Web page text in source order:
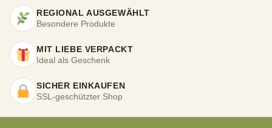
REGIONAL AUSGEWÄHLT
Besondere Produkte
MIT LIEBE VERPACKT
Ideal als Geschenk
SICHER EINKAUFEN
SSL-geschützter Shop